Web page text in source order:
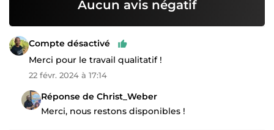
Aucun avis négatif
Compte désactivé
Merci pour le travail qualitatif !
22 févr. 2024 à 17:14
Réponse de Christ_Weber
Merci, nous restons disponibles !